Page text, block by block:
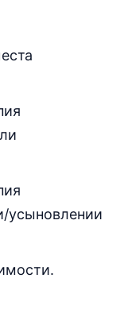
усыновлении